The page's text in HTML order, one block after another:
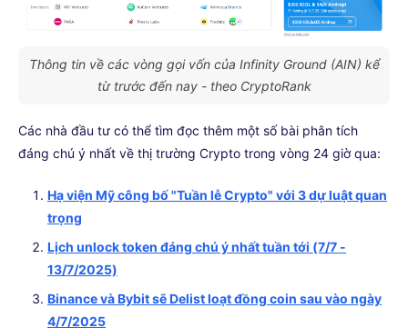
Thông tin về các vòng gọi vốn của Infinity Ground (AIN) kể
từ trước đến nay - theo CryptoRank
Các nhà đầu tư có thể tìm đọc thêm một số bài phân tích
đáng chú ý nhất về thị trường Crypto trong vòng 24 giờ qua:
Hạ viện Mỹ công bố "Tuần lễ Crypto" với 3 dự luật quan
trọng
Lịch unlock token đáng chú ý nhất tuần tới (7/7 -
13/7/2025)
Binance và Bybit sẽ Delist loạt đồng coin sau vào ngày
4/7/2025